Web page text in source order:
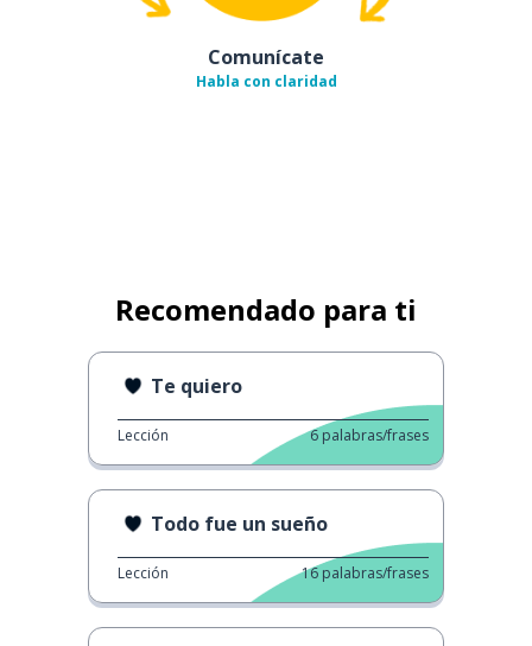
Comunícate
Habla con claridad
Recomendado para ti
Te quiero
Lección 6 palabras/frases
Todo fue un sueño
Lección 16 palabras/frases